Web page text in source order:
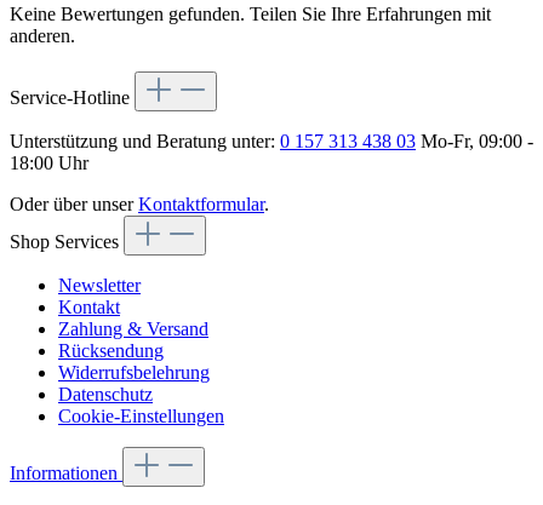
Keine Bewertungen gefunden. Teilen Sie Ihre Erfahrungen mit
anderen.
Service-Hotline
Unterstützung und Beratung unter: 0 157 313 438 03 Mo-Fr, 09:00 -
18:00 Uhr
Oder über unserKontaktformular.
Shop Services
Newsletter
Kontakt
Zahlung & Versand
Rücksendung
Widerrufsbelehrung
Datenschutz
Cookie-Einstellungen
Informationen